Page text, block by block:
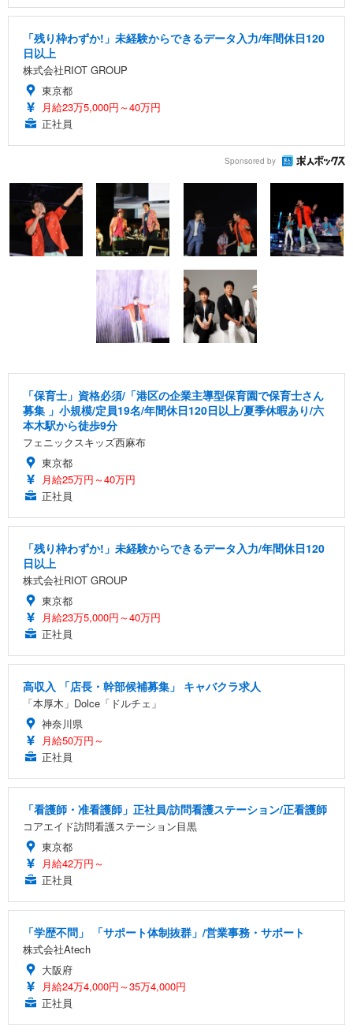
「残り枠わずか!」未経験からできるデータ入力/年間休日120
日以上
株式会社RIOT GROUP
東京都
月給23万5,000円～40万円
正社員
Sponsored by
「保育士」資格必須/「港区の企業主導型保育園で保育士さん
募集 」小規模/定員19名/年間休日120日以上/夏季休暇あり/六
本木駅から徒歩9分
フェニックスキッズ西麻布
東京都
月給25万円～40万円
正社員
「残り枠わずか!」未経験からできるデータ入力/年間休日120
日以上
株式会社RIOT GROUP
東京都
月給23万5,000円～40万円
正社員
高収入 「店長・幹部候補募集」 キャバクラ求人
「本厚木」Dolce「ドルチェ」
神奈川県
月給50万円～
正社員
「看護師・准看護師」正社員/訪問看護ステーション/正看護師
コアエイド訪問看護ステーション目黒
東京都
月給42万円～
正社員
「学歴不問」 「サポート体制抜群」/営業事務・サポート
株式会社Atech
大阪府
月給24万4,000円～35万4,000円
正社員